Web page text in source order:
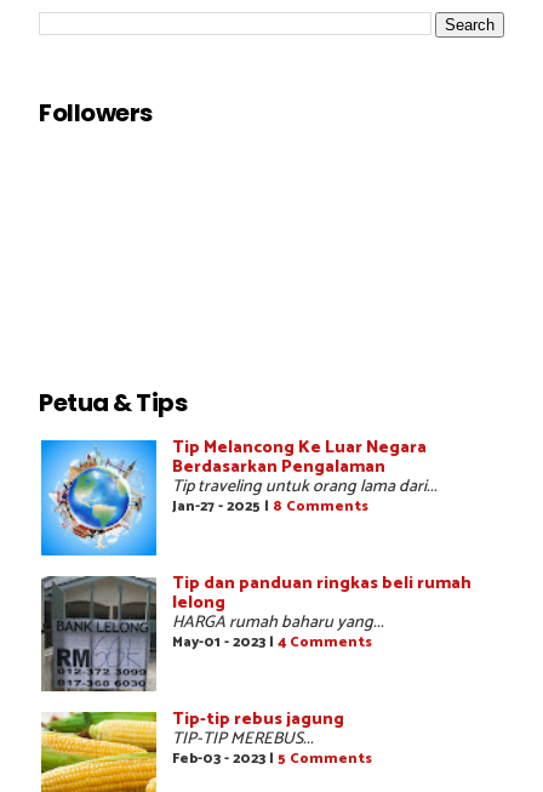
Followers
Petua & Tips
Tip Melancong Ke Luar Negara
Berdasarkan Pengalaman
Tip traveling untuk orang lama dari...
Jan-27 - 2025 | 8 Comments
Tip dan panduan ringkas beli rumah
lelong
HARGA rumah baharu yang...
May-01 - 2023 | 4 Comments
Tip-tip rebus jagung
TIP-TIP MEREBUS...
Feb-03 - 2023 | 5 Comments